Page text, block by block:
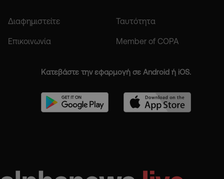
Διαφημιστείτε Ταυτότητα
Επικοινωνία Member of COPA
Κατεβάστε την εφαρμογή σε Android ή iOS.